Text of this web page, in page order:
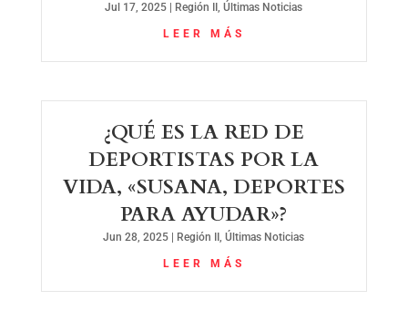
Jul 17, 2025 Región II,Últimas Noticias
LEER MÁS
¿QUÉ ES LA RED DE
DEPORTISTAS POR LA
VIDA, «SUSANA, DEPORTES
PARA AYUDAR»?
Jun 28, 2025 | Región II ,Últimas Noticias
LEER MÁS